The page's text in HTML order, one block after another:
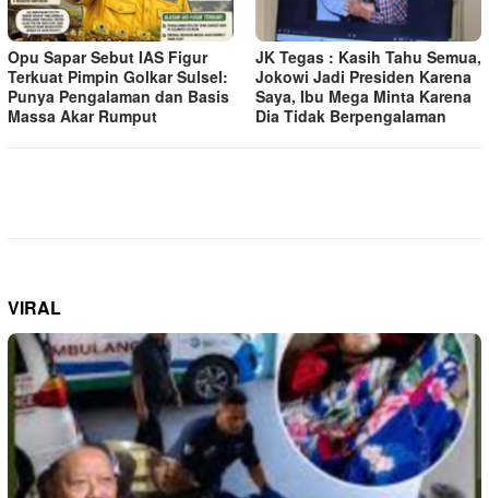
Opu Sapar Sebut IAS Figur
Terkuat Pimpin Golkar Sulsel:
Punya Pengalaman dan Basis
Massa Akar Rumput
JK Tegas : Kasih Tahu Semua,
Jokowi Jadi Presiden Karena
Saya, Ibu Mega Minta Karena
Dia Tidak Berpengalaman
VIRAL